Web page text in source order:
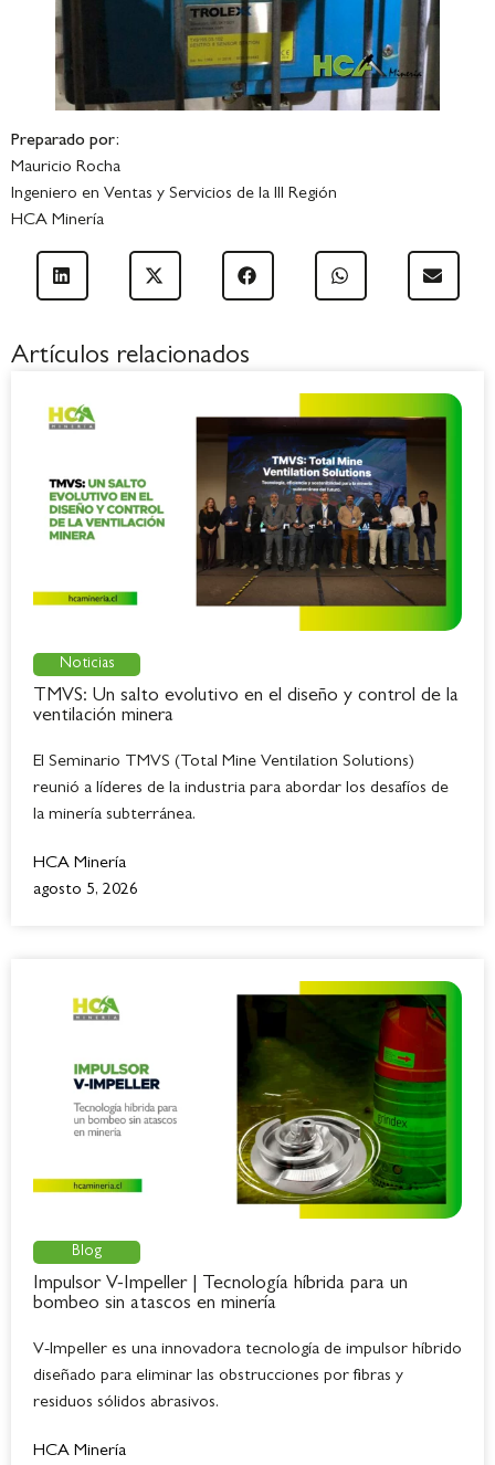
Preparado por:
Mauricio Rocha
Ingeniero en Ventas y Servicios de la III Región
HCA Minería
Artículos relacionados
Noticias
TMVS: Un salto evolutivo en el diseño y control de la
ventilación minera
El Seminario TMVS (Total Mine Ventilation Solutions)
reunió a líderes de la industria para abordar los desafíos de
la minería subterránea.
HCA Minería
agosto 5, 2026
Blog
Impulsor V-Impeller | Tecnología híbrida para un
bombeo sin atascos en minería
V-Impeller es una innovadora tecnología de impulsor híbrido
diseñado para eliminar las obstrucciones por fibras y
residuos sólidos abrasivos.
HCA Minería